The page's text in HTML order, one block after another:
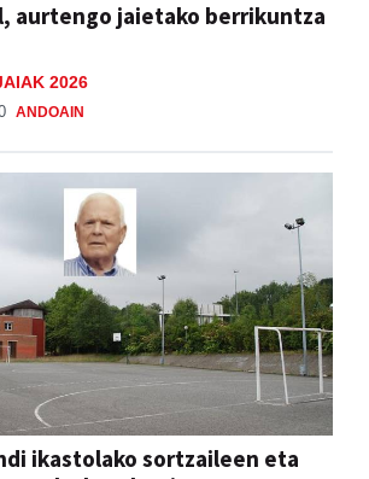
aurtengo jaietako berrikuntza
2026
ANDOAIN
ikastolako sortzaileen eta